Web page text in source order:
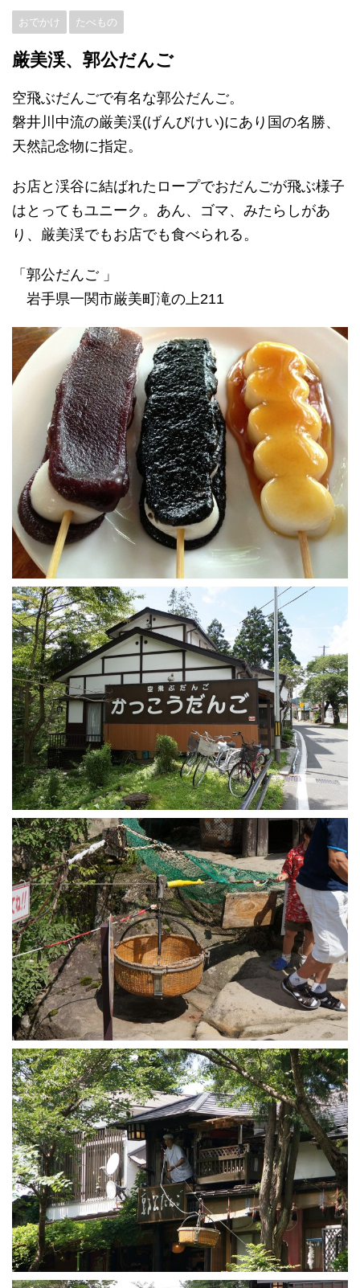
おでかけ たべもの
厳美渓、郭公だんご
空飛ぶだんごで有名な郭公だんご。
磐井川中流の厳美渓(げんびけい)にあり国の名勝、
天然記念物に指定。
お店と渓谷に結ばれたロープでおだんごが飛ぶ様子
はとってもユニーク。あん、ゴマ、みたらしがあ
り、厳美渓でもお店でも食べられる。
「郭公だんご 」
岩手県一関市厳美町滝の上211